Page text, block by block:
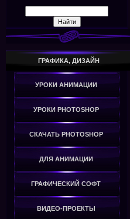
ГРАФИКА, ДИЗАЙН
УРОКИ АНИМАЦИИ
УРОКИ PHOTOSHOP
СКАЧАТЬ PHOTOSHOP
ДЛЯ АНИМАЦИИ
ГРАФИЧЕСКИЙ СОФТ
ВИДЕО-ПРОЕКТЫ